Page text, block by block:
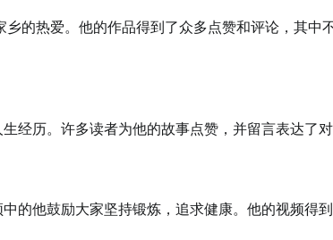
的热爱。他的作品得到了众多点赞和评论，其中
经历。许多读者为他的故事点赞，并留言表达了对
的他鼓励大家坚持锻炼，追求健康。他的视频得